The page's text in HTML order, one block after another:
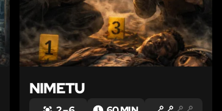
NIMETU